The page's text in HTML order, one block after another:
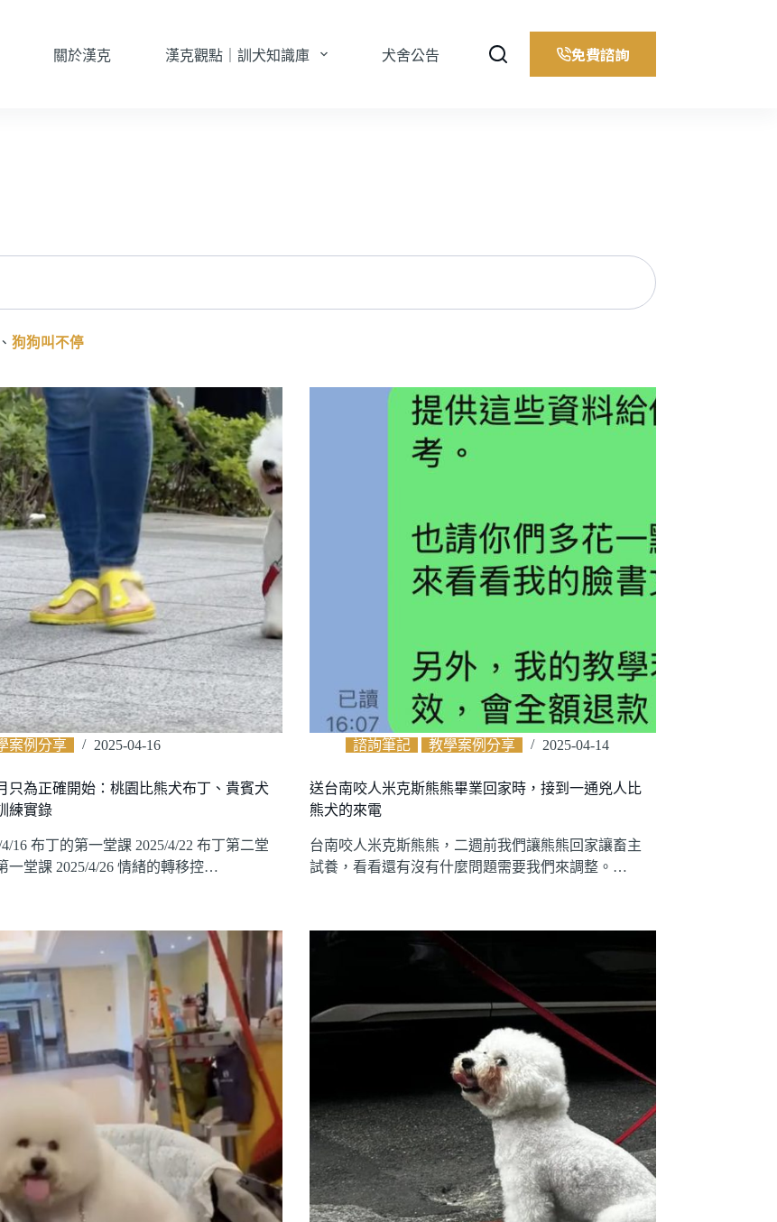
關於漢克 漢克觀點｜訓犬知識庫 犬舍公告 免費諮詢
、 狗狗叫不停
案例分享 2025-04-16
只為正確開始：桃園比熊犬布丁、貴賓犬
練實錄
4/16 布丁的第一堂課 2025/4/22 布丁第二堂
一堂課 2025/4/26 情緒的轉移控…
諮詢筆記 教學案例分享 2025-04-14
送台南咬人米克斯熊熊畢業回家時，接到一通兇人比
熊犬的來電
台南咬人米克斯熊熊，二週前我們讓熊熊回家讓畜主
試養，看看還有沒有什麼問題需要我們來調整。…